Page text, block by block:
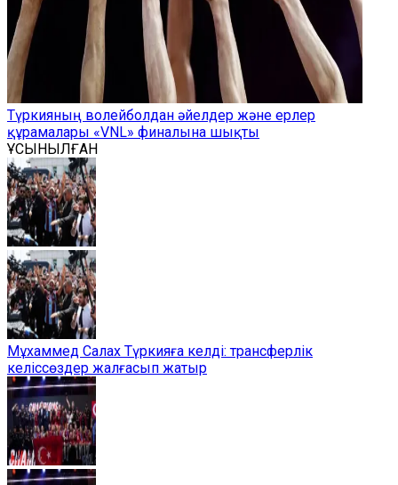
Түркияның волейболдан әйелдер және ерлер
құрамалары «VNL» финалына шықты
ҰСЫНЫЛҒАН
Мұхаммед Салах Түркияға келді: трансферлік
келіссөздер жалғасып жатыр